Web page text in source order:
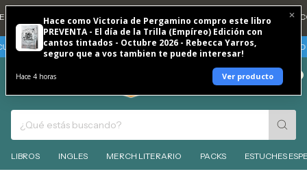
Hace como Victoria de Pergamino compro este libro
PREVENTA - El día de la Trilla (Empíreo) Edición con
cantos tintados - Octubre 2026 - Rebecca Yarros,
seguro que a vos tambien te puede interesar!
Hace 4 horas Ver producto
DNI 20% REINTEGRO TODOS LOS DÍAS 🐶 💳 3 CUOTAS SIN INTERES
SIN INTERES TARJETAS BBVA - VIERNES 7 Y SABADO 8 DE AGOSTO
LIBROS INGLES MERCH LITERARIO PACKS ESTUCHES